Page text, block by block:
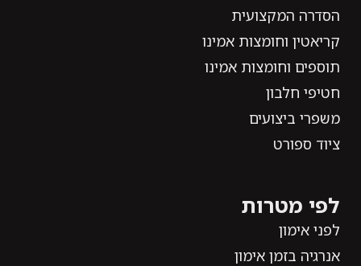
הסדרה המקצועית
קריאטין וחומצות אמינו
תוספים וחומצות אמינו
חטיפי חלבון
משפרי ביצועים
ציוד ספורט
לפי מטרות
לפני אימון
אנרגיה בזמן אימון